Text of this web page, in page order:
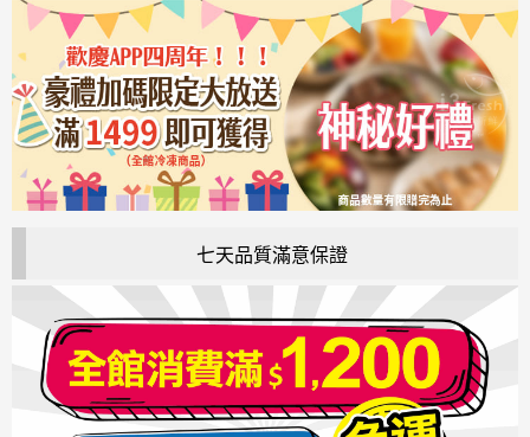
七天品質滿意保證